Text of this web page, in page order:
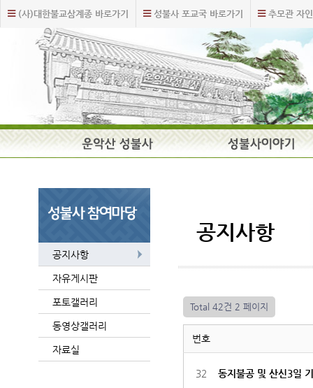
메
뉴
문
내
(사)대한불교삼계종 바로가기 성불사 포교국 바로가기 추모관 자
주
요
공지사항
자유게시판
포토갤러리
동영상갤러리
자료실
공지사항
Total 42건 2 페이지
번호
32 동지불공 및 산신3일